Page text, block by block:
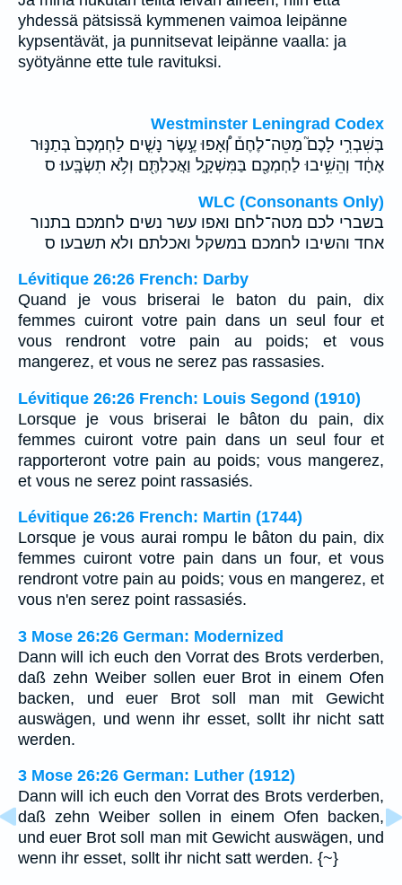
yhdessä pätsissä kymmenen vaimoa leipänne
kypsentävät, ja punnitsevat leipänne vaalla: ja
syötyänne ette tule ravituksi.
Westminster Leningrad Codex
בְּשִׁבְרִ֣י לָכֶם֮ מַטֵּה־לֶחֶם֒ וְ֠אָפוּ עֶ֣שֶׂר נָשִׁ֤ים לַחְמְכֶם֙ בְּתַנּ֣וּר
אֶחָ֔ד וְהֵשִׁ֥יבוּ לַחְמְכֶ֖ם בַּמִּשְׁקָ֑ל וַאֲכַלְתֶּ֖ם וְלֹ֥א תִשְׂבָּֽעוּ׃ ס
WLC (Consonants Only)
בשברי לכם מטה־לחם ואפו עשר נשים לחמכם בתנור
אחד והשיבו לחמכם במשקל ואכלתם ולא תשבעו׃ ס
Lévitique 26:26 French: Darby
Quand je vous briserai le baton du pain, dix
femmes cuiront votre pain dans un seul four et
vous rendront votre pain au poids; et vous
mangerez, et vous ne serez pas rassasies.
Lévitique 26:26 French: Louis Segond (1910)
Lorsque je vous briserai le bâton du pain, dix
femmes cuiront votre pain dans un seul four et
rapporteront votre pain au poids; vous mangerez,
et vous ne serez point rassasiés.
Lévitique 26:26 French: Martin (1744)
Lorsque je vous aurai rompu le bâton du pain, dix
femmes cuiront votre pain dans un four, et vous
rendront votre pain au poids; vous en mangerez, et
vous n'en serez point rassasiés.
3 Mose 26:26 German: Modernized
Dann will ich euch den Vorrat des Brots verderben,
daß zehn Weiber sollen euer Brot in einem Ofen
backen, und euer Brot soll man mit Gewicht
auswägen, und wenn ihr esset, sollt ihr nicht satt
werden.
3 Mose 26:26 German: Luther (1912)
Dann will ich euch den Vorrat des Brots verderben,
daß zehn Weiber sollen in einem Ofen backen,
und euer Brot soll man mit Gewicht auswägen, und
wenn ihr esset, sollt ihr nicht satt werden. {~}